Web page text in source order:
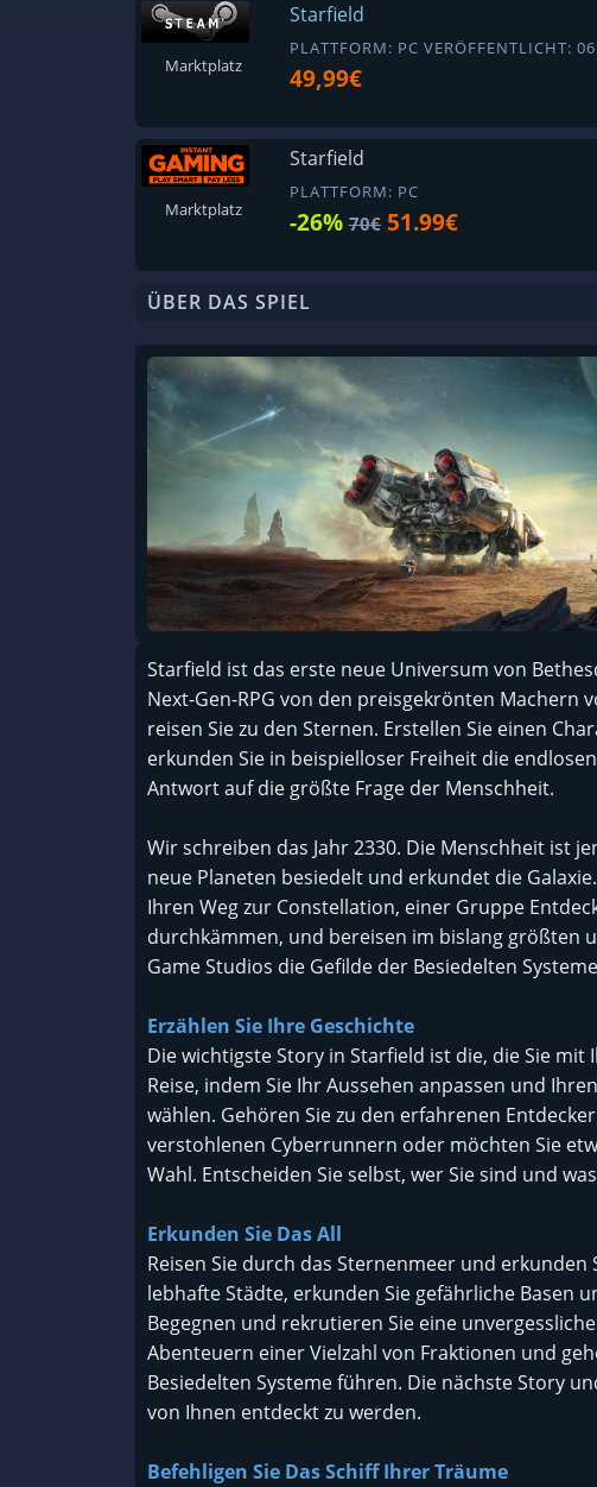
Marktplatz
Starfield
PLATTFORM: PC VERÖFFENTLICHT:
49,99€
Marktplatz
Starfield
PLATTFORM: PC
-26% 70€ 51.99€
ÜBER DAS SPIEL
Starfield ist das erste neue Universum von
Next-Gen-RPG von den preisgekrönten Machern
reisen Sie zu den Sternen. Erstellen Sie einen
erkunden Sie in beispielloser Freiheit die
Antwort auf die größte Frage der Menschheit.
Wir schreiben das Jahr 2330. Die Menschheit ist
neue Planeten besiedelt und erkundet die
Ihren Weg zur Constellation, einer Gruppe
durchkämmen, und bereisen im bislang größten
Game Studios die Gefilde der Besiedelten
Erzählen Sie Ihre Geschichte
Die wichtigste Story in Starfield ist die, die Sie
Reise, indem Sie Ihr Aussehen anpassen und
wählen. Gehören Sie zu den erfahrenen
verstohlenen Cyberrunnern oder möchten Sie
Wahl. Entscheiden Sie selbst, wer Sie sind und
Erkunden Sie Das All
Reisen Sie durch das Sternenmeer und erkunden
lebhafte Städte, erkunden Sie gefährliche Basen
Begegnen und rekrutieren Sie eine
Abenteuern einer Vielzahl von Fraktionen und
Besiedelten Systeme führen. Die nächste Story
von Ihnen entdeckt zu werden.
Befehligen Sie Das Schiff Ihrer Träume